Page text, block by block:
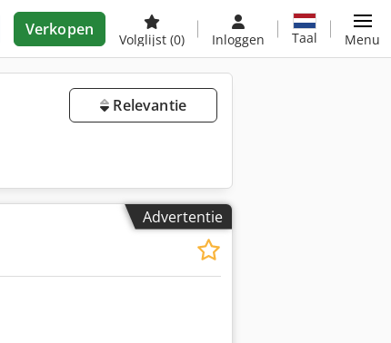
Verkopen
Volglijst (0) Inloggen Taal Menu
Relevantie
Advertentie